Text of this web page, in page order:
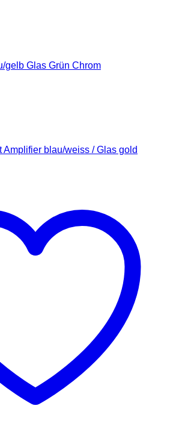
gelb Glas Grün Chrom